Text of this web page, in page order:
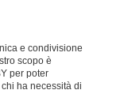
e condivisione
scopo è
per poter
ha necessità di